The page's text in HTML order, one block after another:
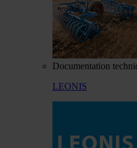
Documentation
LEONIS